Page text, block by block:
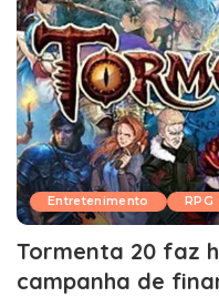
Entretenimento RPG
Tormenta 20 faz
campanha de